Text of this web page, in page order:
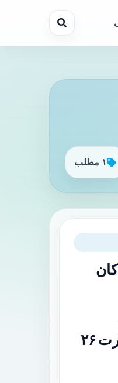
۱ مطلب
تهاجمی: نتایج یک نظارت ۲۶